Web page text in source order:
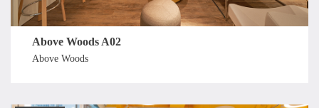
Above Woods A02
Above Woods